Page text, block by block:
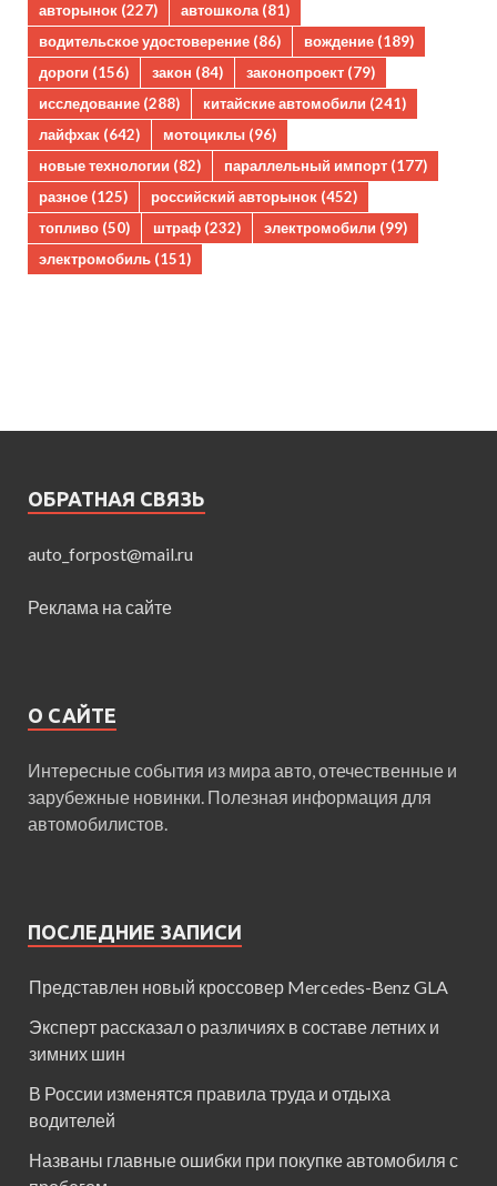
авторынок (227) автошкола(81)
водительское удостоверение (86) вождение (189)
дороги (156) закон (84) законопроект (79)
исследование (288) китайские автомобили (241)
лайфхак (642) мотоциклы (96)
новые технологии (82) параллельный импорт (177)
разное (125) российский авторынок (452)
топливо (50) штраф (232) электромобили (99)
электромобиль (151)
ОБРАТНАЯ СВЯЗЬ
auto_forpost@mail.ru
Реклама на сайте
О САЙТЕ
Интересные события из мира авто, отечественные и
зарубежные новинки. Полезная информация для
автомобилистов.
ПОСЛЕДНИЕ ЗАПИСИ
Представлен новый кроссовер Mercedes-Benz GLA
Эксперт рассказал о различиях в составе летних и
зимних шин
В России изменятся правила труда и отдыха
водителей
Названы главные ошибки при покупке автомобиля с